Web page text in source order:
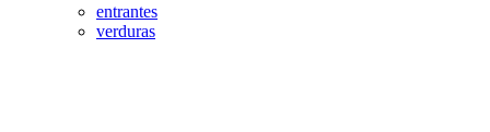
entrantes
verduras